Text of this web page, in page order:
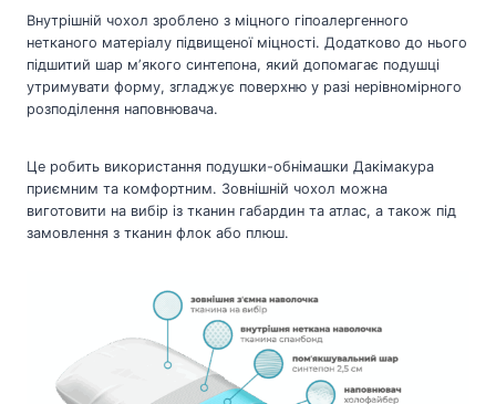
Внутрішній чохол зроблено з міцного гіпоалергенного
нетканого матеріалу підвищеної міцності. Додатково до нього
підшитий шар мʼякого синтепона, який допомагає подушці
утримувати форму, згладжує поверхню у разі нерівномірного
розподілення наповнювача.
Це робить використання подушки-обнімашки Дакімакура
приємним та комфортним. Зовнішній чохол можна
виготовити на вибір із тканин габардин та атлас, а також під
замовлення з тканин флок або плюш.